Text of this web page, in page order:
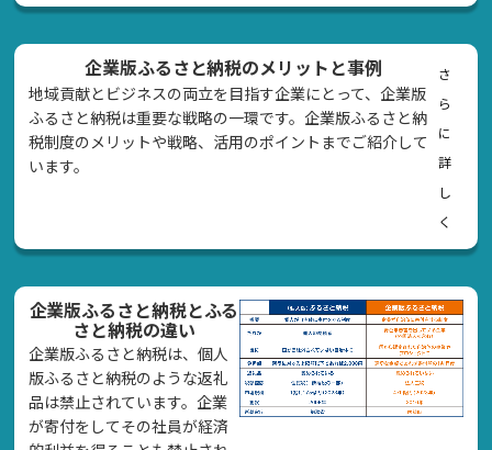
企業版ふるさと納税のメリットと事例
地域貢献とビジネスの両立を目指す企業にとって、企業版
ふるさと納税は重要な戦略の一環です。企業版ふるさと納
税制度のメリットや戦略、活用のポイントまでご紹介して
います。
さ
ら
に
詳
し
く
企業版ふるさと納税とふる
さと納税の違い
企業版ふるさと納税は、個人
版ふるさと納税のような返礼
品は禁止されています。企業
が寄付をしてその社員が経済